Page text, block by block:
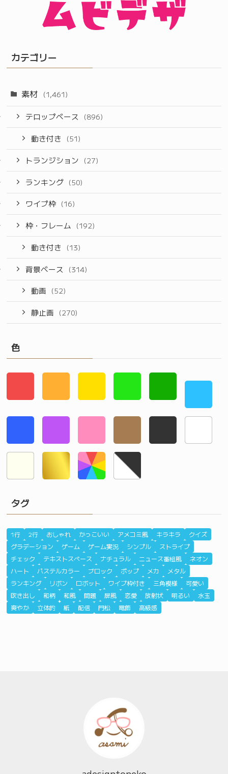
カテゴリー
素材 (1,461)
テロップベース (896)
動き付き (51)
トランジション (27)
ランキング (50)
ワイプ枠 (16)
枠・フレーム (192)
動き付き (13)
背景ベース (314)
動画 (52)
静止画 (270)
色
タグ
1行 2行 おしゃれ かっこいい アメコミ風 キラキラ
クイズ
グラデーション
ゲーム ゲーム実況 シンプル
ストライプ
チェック
テキストスペース ナチュラル ニュース番組風
ネオン
ハート
パステルカラー ブロック ポップ メカ
メタル
ランキング
リボン ロボット ワイプ枠付き 三角模様
可愛い
吹き出し
和柄 和風 問題 屏風 恋愛 放射状 明るい
水玉
爽やか
立体的 紙 配信 門松 電飾 高級感